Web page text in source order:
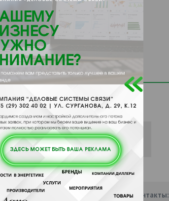
нужноВойтиили
Партнеры
Наши контакты: